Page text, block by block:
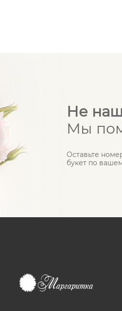
Не
Мы
Оставьте
букет по